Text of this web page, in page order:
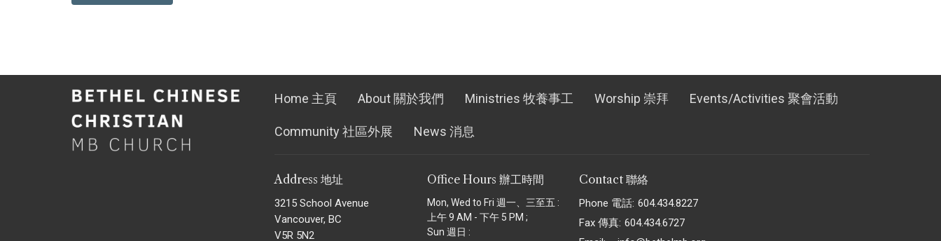
Home 主頁 About 關於我們 Ministries 牧養事工 Worship 崇拜 Events/Activities 聚會活動
Community 社區外展 News 消息
Address 地址
3215 School Avenue
Vancouver, BC
V5R 5N2
Office Hours 辦工時間
Mon, Wed to Fri 週一、三至五 :
上午 9 AM - 下午 5 PM ;
Sun 週日 :
Contact 聯絡
Phone 電話: 604.434.8227
Fax 傳真: 604.434.6727